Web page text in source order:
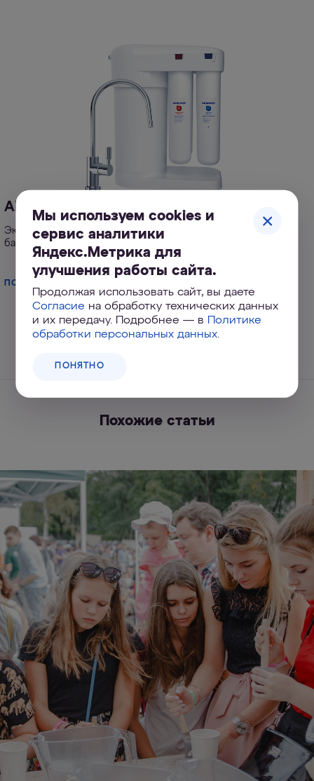
АКВАФОР DWM-101S Морион
Экономичная система обратного осмоса с инновационным
баком на 5 литров
ПОДРОБНЕЕ
Похожие статьи
Мы используем cookies и
сервис аналитики
Яндекс.Метрика для
улучшения работы сайта.
Продолжая использовать сайт, вы даете
Согласие на обработку технических данных
и их передачу. Подробнее — в Политике
обработки персональных данных.
ПОНЯТНО